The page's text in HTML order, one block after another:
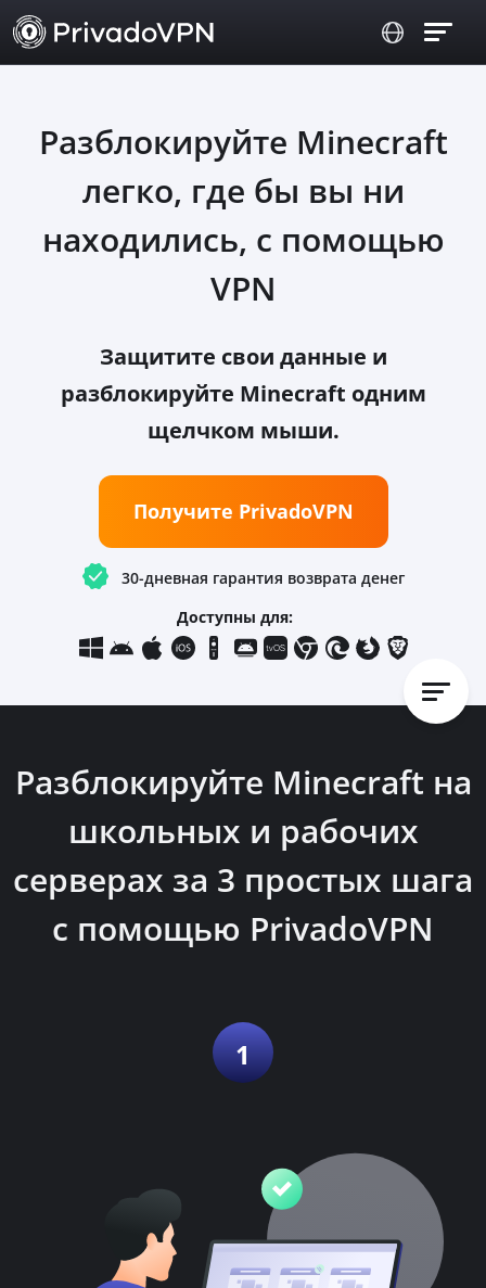
Разблокируйте Minecraft
легко, где бы вы ни
находились, с помощью
VPN
Защитите свои данные и
разблокируйте Minecraft одним
щелчком мыши.
Получите PrivadoVPN
30-дневная гарантия возврата денег
Доступны для:
Разблокируйте Minecraft на
школьных и рабочих
серверах за 3 простых шага
с помощью PrivadoVPN
1